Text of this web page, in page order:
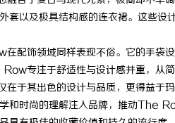
套以及极具结构感的连衣裙。这些
配饰领域同样表现不俗。它的手袋
专注于舒适性与设计感并重，从
在于其出色的设计与品质，更得益于
和时尚的理解注入品牌，推动The